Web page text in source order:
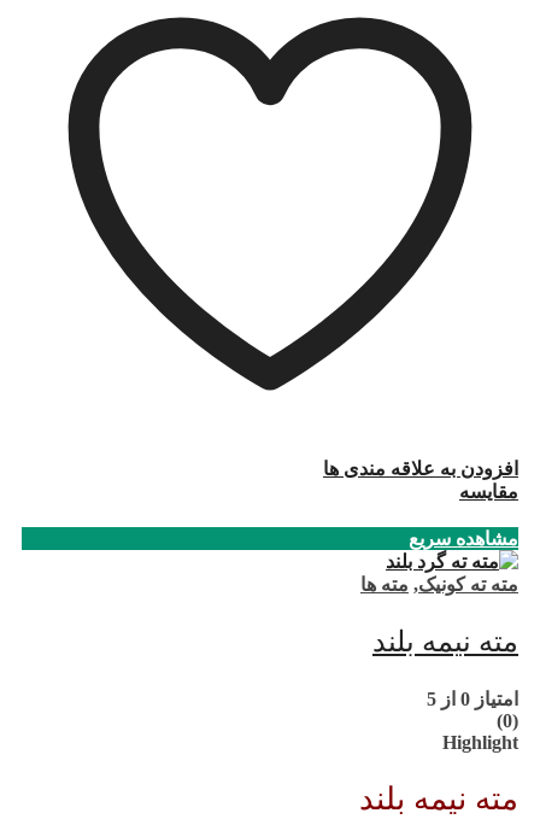
افزودن به علاقه مندی ها
مقایسه
مشاهده سریع
مته ته کونیک, مته ها
مته نیمه بلند
امتیاز 0 از 5
(0)
Highlight
مته نیمه بلند